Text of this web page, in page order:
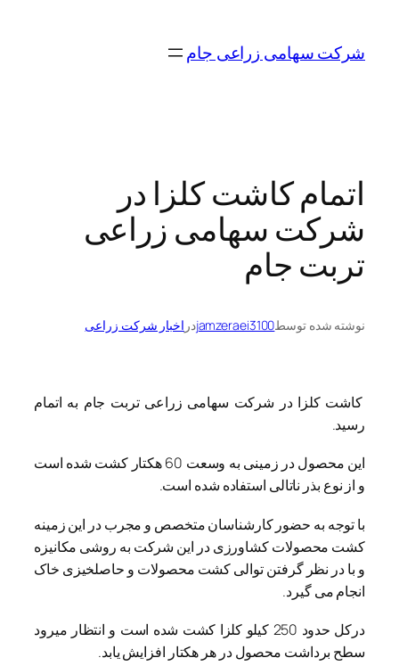
محتواشرکت سهامی زراعی جام
اتمام کاشت کلزا در
شرکت سهامی زراعی
تربت جام
نوشته شده توسطjamzeraei3100در اخبار شرکت زراعی
کاشت کلزا در شرکت سهامی زراعی تربت جام به اتمام
رسید.
این محصول در زمینی به وسعت 60 هکتار کشت شده است
و از نوع بذر ناتالی استفاده شده است.
با توجه به حضور کارشناسان متخصص و مجرب در این زمینه
کشت محصولات کشاورزی در این شرکت به روشی مکانیزه
و با در نظر گرفتن توالی کشت محصولات و حاصلخیزی خاک
انجام می گیرد.
درکل حدود 250 کیلو کلزا کشت شده است و انتظار میرود
سطح برداشت محصول در هر هکتار افزایش یابد.